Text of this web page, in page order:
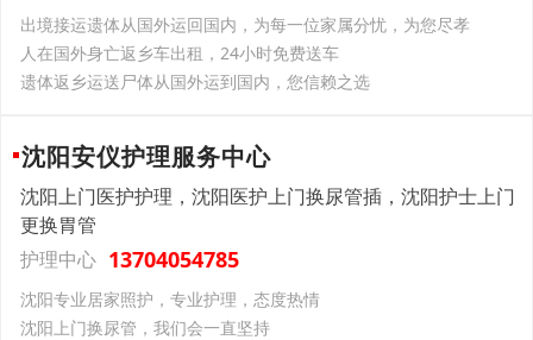
出境接运遗体从国外运回国内，为每一位家属分忧，为您尽孝
人在国外身亡返乡车出租，24小时免费送车
遗体返乡运送尸体从国外运到国内，您信赖之选
沈阳安仪护理服务中心
沈阳上门医护护理，沈阳医护上门换尿管插，沈阳护士上门
更换胃管
护理中心 13704054785
沈阳专业居家照护，专业护理，态度热情
沈阳上门换尿管，我们会一直坚持